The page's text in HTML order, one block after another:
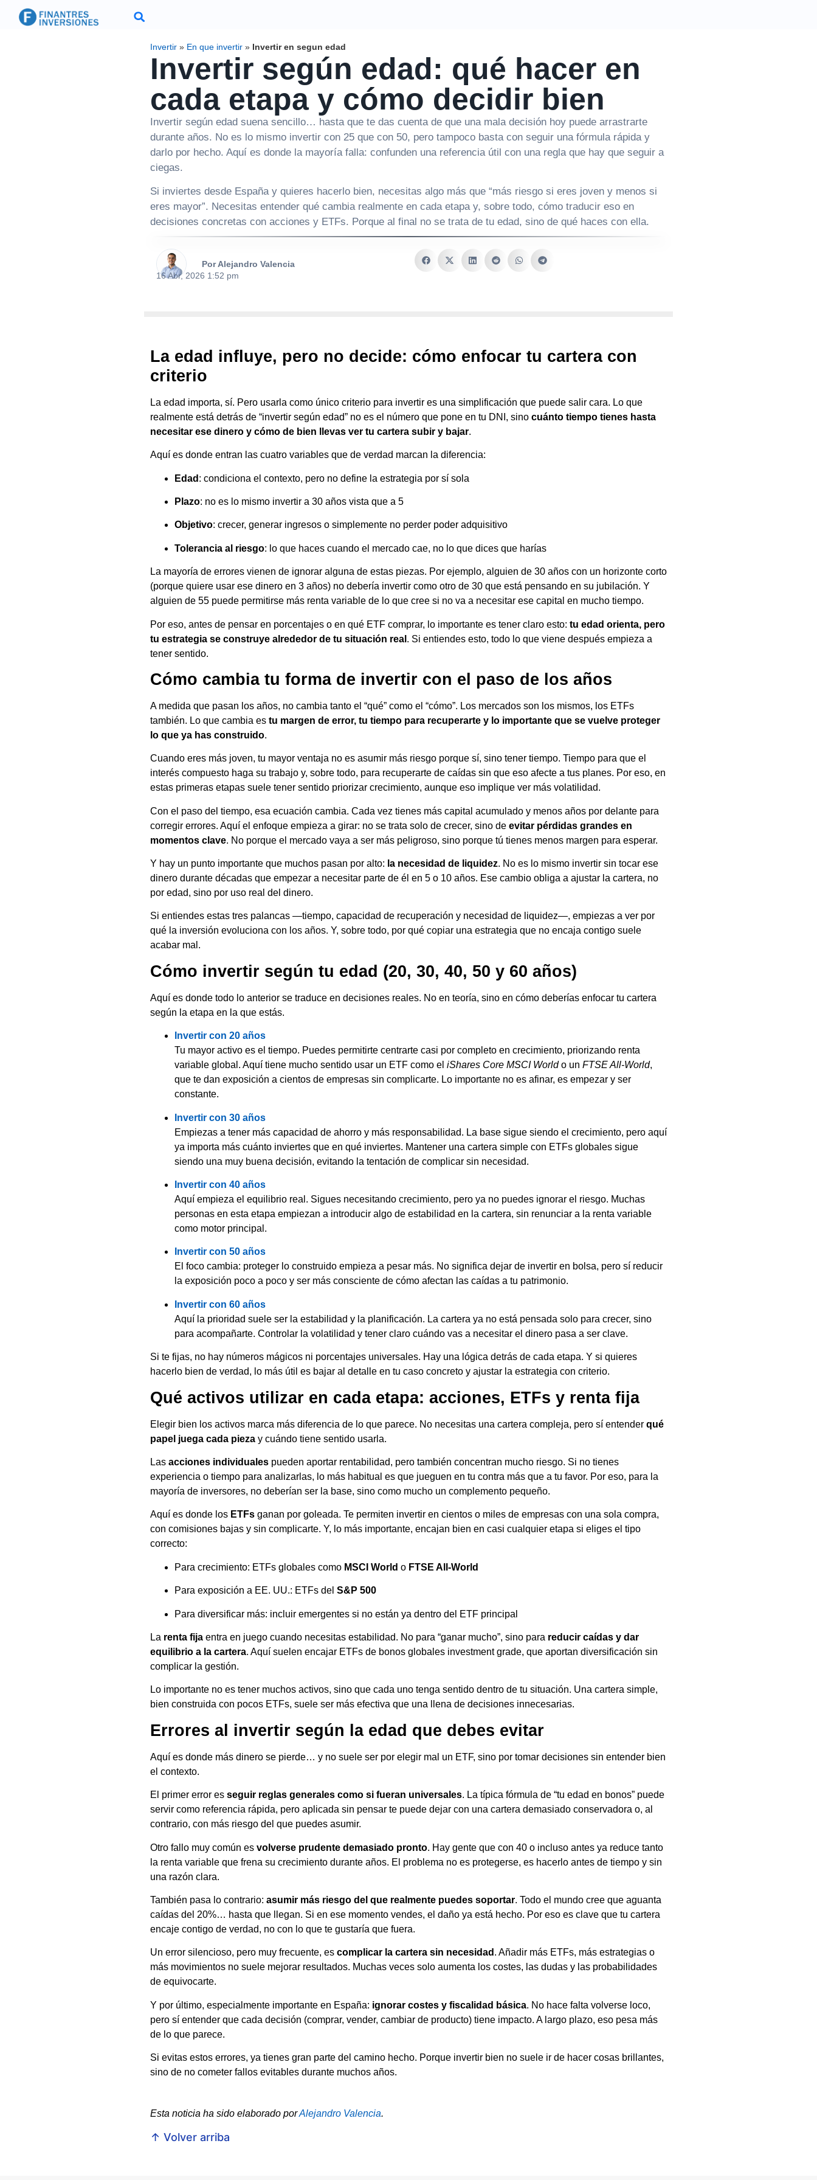
Invertir » En que invertir » Invertir en segun edad
Invertir según edad: qué hacer en
cada etapa y cómo decidir bien
Invertir según edad suena sencillo… hasta que te das cuenta de que una mala decisión hoy puede arrastrarte
durante años. No es lo mismo invertir con 25 que con 50, pero tampoco basta con seguir una fórmula rápida y
darlo por hecho. Aquí es donde la mayoría falla: confunden una referencia útil con una regla que hay que seguir a
ciegas.
Si inviertes desde España y quieres hacerlo bien, necesitas algo más que “más riesgo si eres joven y menos si
eres mayor”. Necesitas entender qué cambia realmente en cada etapa y, sobre todo, cómo traducir eso en
decisiones concretas con acciones y ETFs. Porque al final no se trata de tu edad, sino de qué haces con ella.
Por Alejandro Valencia
16 Abr, 2026 1:52 pm
La edad influye, pero no decide: cómo enfocar tu cartera con
criterio
La edad importa, sí. Pero usarla como único criterio para invertir es una simplificación que puede salir cara. Lo que
realmente está detrás de “invertir según edad” no es el número que pone en tu DNI, sino cuánto tiempo tienes hasta
necesitar ese dinero y cómo de bien llevas ver tu cartera subir y bajar.
Aquí es donde entran las cuatro variables que de verdad marcan la diferencia:
Edad : condiciona el contexto, pero no define la estrategia por sí sola
Plazo: no es lo mismo invertir a 30 años vista que a 5
Objetivo: crecer, generar ingresos o simplemente no perder poder adquisitivo
Tolerancia al riesgo: lo que haces cuando el mercado cae, no lo que dices que harías
La mayoría de errores vienen de ignorar alguna de estas piezas. Por ejemplo, alguien de 30 años con un horizonte corto
(porque quiere usar ese dinero en 3 años) no debería invertir como otro de 30 que está pensando en su jubilación. Y
alguien de 55 puede permitirse más renta variable de lo que cree si no va a necesitar ese capital en mucho tiempo.
Por eso, antes de pensar en porcentajes o en qué ETF comprar, lo importante es tener claro esto: tu edad orienta, pero
tu estrategia se construye alrededor de tu situación real . Si entiendes esto, todo lo que viene después empieza a
tener sentido.
Cómo cambia tu forma de invertir con el paso de los años
A medida que pasan los años, no cambia tanto el “qué” como el “cómo”. Los mercados son los mismos, los ETFs
también. Lo que cambia es tu margen de error, tu tiempo para recuperarte y lo importante que se vuelve proteger
lo que ya has construido.
Cuando eres más joven, tu mayor ventaja no es asumir más riesgo porque sí, sino tener tiempo. Tiempo para que el
interés compuesto haga su trabajo y, sobre todo, para recuperarte de caídas sin que eso afecte a tus planes. Por eso, en
estas primeras etapas suele tener sentido priorizar crecimiento, aunque eso implique ver más volatilidad.
Con el paso del tiempo, esa ecuación cambia. Cada vez tienes más capital acumulado y menos años por delante para
corregir errores. Aquí el enfoque empieza a girar: no se trata solo de crecer, sino de evitar pérdidas grandes en
momentos clave. No porque el mercado vaya a ser más peligroso, sino porque tú tienes menos margen para esperar.
Y hay un punto importante que muchos pasan por alto: la necesidad de liquidez. No es lo mismo invertir sin tocar ese
dinero durante décadas que empezar a necesitar parte de él en 5 o 10 años. Ese cambio obliga a ajustar la cartera, no
por edad, sino por uso real del dinero.
Si entiendes estas tres palancas —tiempo, capacidad de recuperación y necesidad de liquidez—, empiezas a ver por
qué la inversión evoluciona con los años. Y, sobre todo, por qué copiar una estrategia que no encaja contigo suele
acabar mal.
Cómo invertir según tu edad (20, 30, 40, 50 y 60 años)
Aquí es donde todo lo anterior se traduce en decisiones reales. No en teoría, sino en cómo deberías enfocar tu cartera
según la etapa en la que estás.
Invertir con 20 años
Tu mayor activo es el tiempo. Puedes permitirte centrarte casi por completo en crecimiento, priorizando renta
variable global. Aquí tiene mucho sentido usar un ETF como el iShares Core MSCI Worldo un FTSE All-World,
que te dan exposición a cientos de empresas sin complicarte. Lo importante no es afinar, es empezar y ser
constante.
Invertir con 30 años
Empiezas a tener más capacidad de ahorro y más responsabilidad. La base sigue siendo el crecimiento, pero aquí
ya importa más cuánto inviertes que en qué inviertes. Mantener una cartera simple con ETFs globales sigue
siendo una muy buena decisión, evitando la tentación de complicar sin necesidad.
Invertir con 40 años
Aquí empieza el equilibrio real. Sigues necesitando crecimiento, pero ya no puedes ignorar el riesgo. Muchas
personas en esta etapa empiezan a introducir algo de estabilidad en la cartera, sin renunciar a la renta variable
como motor principal.
Invertir con 50 años
El foco cambia: proteger lo construido empieza a pesar más. No significa dejar de invertir en bolsa, pero sí reducir
la exposición poco a poco y ser más consciente de cómo afectan las caídas a tu patrimonio.
Invertir con 60 años
Aquí la prioridad suele ser la estabilidad y la planificación. La cartera ya no está pensada solo para crecer, sino
para acompañarte. Controlar la volatilidad y tener claro cuándo vas a necesitar el dinero pasa a ser clave.
Si te fijas, no hay números mágicos ni porcentajes universales. Hay una lógica detrás de cada etapa. Y si quieres
hacerlo bien de verdad, lo más útil es bajar al detalle en tu caso concreto y ajustar la estrategia con criterio.
Qué activos utilizar en cada etapa: acciones, ETFs y renta fija
Elegir bien los activos marca más diferencia de lo que parece. No necesitas una cartera compleja, pero sí entender qué
papel juega cada pieza y cuándo tiene sentido usarla.
Las acciones individuales pueden aportar rentabilidad, pero también concentran mucho riesgo. Si no tienes
experiencia o tiempo para analizarlas, lo más habitual es que jueguen en tu contra más que a tu favor. Por eso, para la
mayoría de inversores, no deberían ser la base, sino como mucho un complemento pequeño.
Aquí es donde los ETFs ganan por goleada. Te permiten invertir en cientos o miles de empresas con una sola compra,
con comisiones bajas y sin complicarte. Y, lo más importante, encajan bien en casi cualquier etapa si eliges el tipo
correcto:
Para crecimiento: ETFs globales como MSCI World o FTSE All-World
Para exposición a EE. UU.: ETFs del S&P 500
Para diversificar más: incluir emergentes si no están ya dentro del ETF principal
La renta fija entra en juego cuando necesitas estabilidad. No para “ganar mucho”, sino para reducir caídas y dar
equilibrio a la cartera. Aquí suelen encajar ETFs de bonos globales investment grade, que aportan diversificación sin
complicar la gestión.
Lo importante no es tener muchos activos, sino que cada uno tenga sentido dentro de tu situación. Una cartera simple,
bien construida con pocos ETFs, suele ser más efectiva que una llena de decisiones innecesarias.
Errores al invertir según la edad que debes evitar
Aquí es donde más dinero se pierde… y no suele ser por elegir mal un ETF, sino por tomar decisiones sin entender bien
el contexto.
El primer error es seguir reglas generales como si fueran universales. La típica fórmula de “tu edad en bonos” puede
servir como referencia rápida, pero aplicada sin pensar te puede dejar con una cartera demasiado conservadora o, al
contrario, con más riesgo del que puedes asumir.
Otro fallo muy común es volverse prudente demasiado pronto. Hay gente que con 40 o incluso antes ya reduce tanto
la renta variable que frena su crecimiento durante años. El problema no es protegerse, es hacerlo antes de tiempo y sin
una razón clara.
También pasa lo contrario: asumir más riesgo del que realmente puedes soportar. Todo el mundo cree que aguanta
caídas del 20%… hasta que llegan. Si en ese momento vendes, el daño ya está hecho. Por eso es clave que tu cartera
encaje contigo de verdad, no con lo que te gustaría que fuera.
Un error silencioso, pero muy frecuente, es complicar la cartera sin necesidad . Añadir más ETFs, más estrategias o
más movimientos no suele mejorar resultados. Muchas veces solo aumenta los costes, las dudas y las probabilidades
de equivocarte.
Y por último, especialmente importante en España: ignorar costes y fiscalidad básica. No hace falta volverse loco,
pero sí entender que cada decisión (comprar, vender, cambiar de producto) tiene impacto. A largo plazo, eso pesa más
de lo que parece.
Si evitas estos errores, ya tienes gran parte del camino hecho. Porque invertir bien no suele ir de hacer cosas brillantes,
sino de no cometer fallos evitables durante muchos años.
Esta noticia ha sido elaborado porAlejandro Valencia.
↑ Volver arriba